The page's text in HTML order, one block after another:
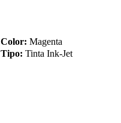
Color: Magenta
Tipo: Tinta Ink-Jet